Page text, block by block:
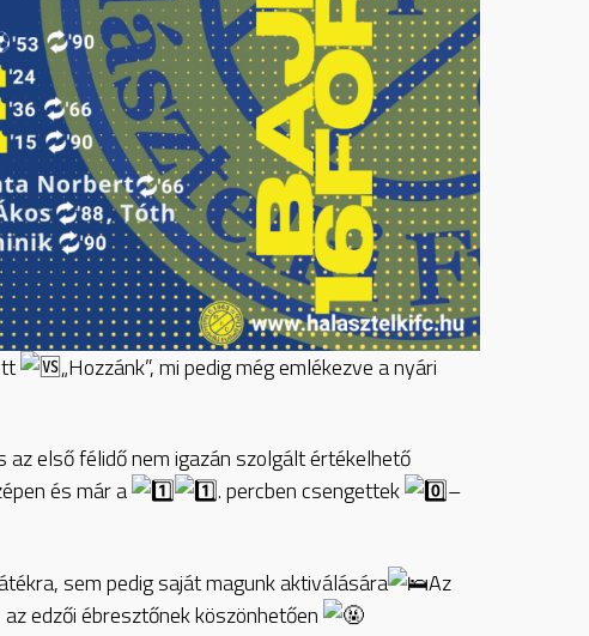
„Hozzánk”, mi pedig még emlékezve a nyári
első félidő nem igazán szolgált értékelhető
és már a
. percben csengettek –
sem pedig saját magunk aktiválására
Az
edzői ébresztőnek köszönhetően